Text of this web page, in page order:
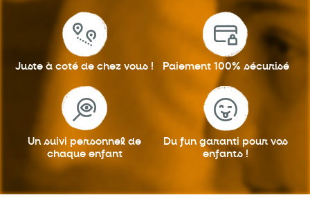
Juste à coté de chez vous ! Paiement 100% sécurisé
Un suivi personnel de
chaque enfant
Du fun garanti pour vos
enfants !